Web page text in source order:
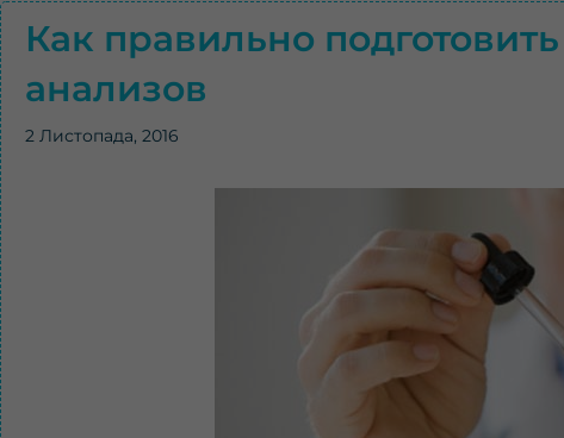
Как правильно
анализов
2 Листопада, 2016